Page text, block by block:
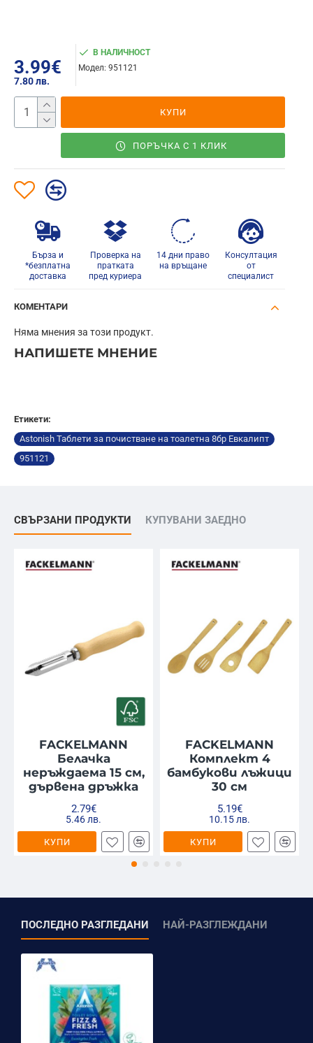
3.99€
7.80 лв.
В НАЛИЧНОСТ
Модел: 951121
КУПИ
ПОРЪЧКА С 1 КЛИК
Бърза и
*безплатна
доставка
Проверка на
пратката
пред куриера
14 дни право
на връщане
Консултация
от
специалист
КОМЕНТАРИ
Няма мнения за този продукт.
НАПИШЕТЕ МНЕНИЕ
Етикети:
Astonish Таблети за почистване на тоалетна 8бр Евкалипт
951121
СВЪРЗАНИ ПРОДУКТИ КУПУВАНИ ЗАЕДНО
FACKELMANN
Белачка
неръждаема 15 см,
дървена дръжка
2.79€
5.46 лв.
КУПИ
FACKELMANN
Комплект 4
бамбукови лъжици
30 см
5.19€
10.15 лв.
КУПИ
ПОСЛЕДНО РАЗГЛЕДАНИ НАЙ-РАЗГЛЕЖДАНИ